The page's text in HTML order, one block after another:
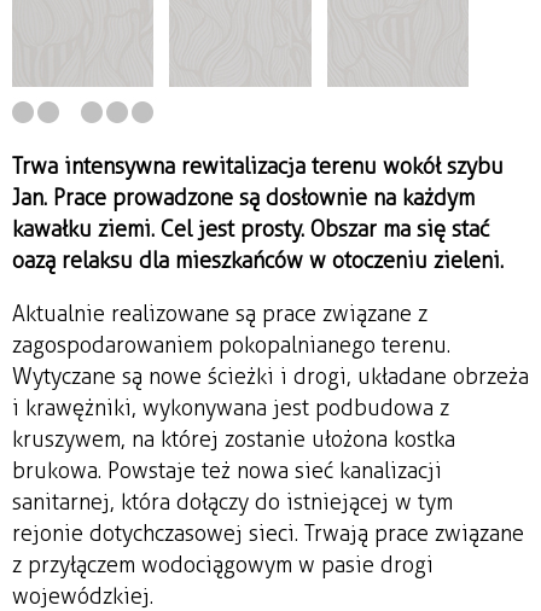
Trwa intensywna rewitalizacja terenu wokół szybu
Jan. Prace prowadzone są dosłownie na każdym
kawałku ziemi. Cel jest prosty. Obszar ma się stać
oazą relaksu dla mieszkańców w otoczeniu zieleni.
Aktualnie realizowane są prace związane z
zagospodarowaniem pokopalnianego terenu.
Wytyczane są nowe ścieżki i drogi, układane obrzeża
i krawężniki, wykonywana jest podbudowa z
kruszywem, na której zostanie ułożona kostka
brukowa. Powstaje też nowa sieć kanalizacji
sanitarnej, która dołączy do istniejącej w tym
rejonie dotychczasowej sieci. Trwają prace związane
z przyłączem wodociągowym w pasie drogi
wojewódzkiej.